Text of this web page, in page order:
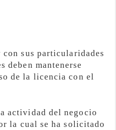
sus particularidades
deben mantenerse
de la licencia con el
actividad del negocio
la cual se ha solicitado